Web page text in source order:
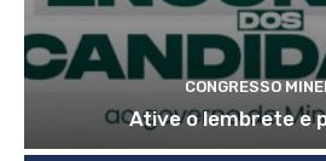
CONGRESSO
Ative o lembrete e